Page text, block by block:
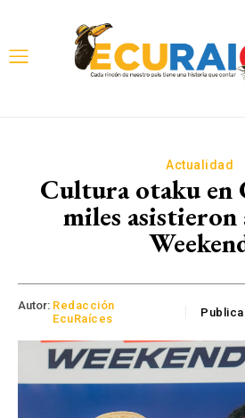
Actualidad
Cultura otaku en
miles asistieron
Autor: Redacción
EcuRaíces